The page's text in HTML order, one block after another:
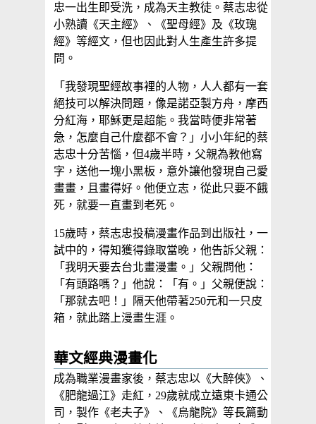
忠一出生即受洗，成為天主教徒。蔡志忠從
小熟讀《天主經》、《聖母經》及《玫瑰
經》等經文，但也因此對人生產生許多提
問。
「我發現聖經故事裡的人物，人人都有一套
絕技可以解決問題，像是諾亞製方舟，摩西
分紅海，耶穌更是超能。我當時便非常著
急，怎麼自己什麼都不會？」小小年紀的蔡
志忠十分苦惱，但4歲半時，父親為教他寫
字，送他一塊小黑板，意外讓他發現自己愛
畫畫，且畫得好。他便立志，從此只要不餓
死，就要一直畫到老死。
15歲時，蔡志忠投稿漫畫作品到出版社，一
試中的，得知獲得錄取當晚，他告訴父親：
「我明天要去台北畫漫畫。」父親問他：
「有頭路嗎？」他說：「有。」父親便說：
「那就去吧！」隔天他帶著250元和一只皮
箱，就此踏上漫畫生涯。
華文經典漫畫化
成為職業漫畫家後，蔡志忠以《大醉俠》、
《肥龍過江》走紅，29歲就成立遠東卡通公
司，製作《老夫子》、《烏龍院》等長篇動